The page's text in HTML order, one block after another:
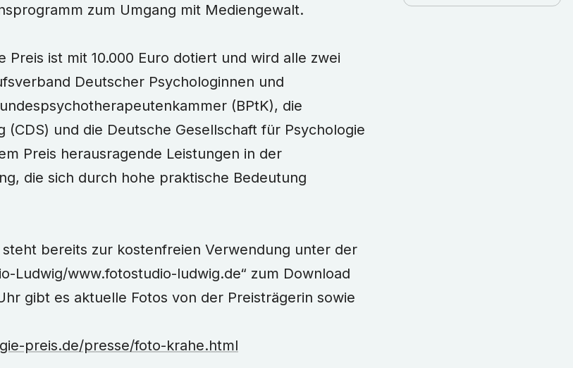
zum Umgang mit Mediengewalt.
Preis ist mit 10.000 Euro dotiert und wird alle zwei
Deutscher Psychologinnen und
(BPtK), die
(CDS) und die Deutsche Gesellschaft für Psychologie
Preis herausragende Leistungen in der
die sich durch hohe praktische Bedeutung
steht bereits zur kostenfreien Verwendung unter der
Ludwig/www.fotostudio-ludwig.de“ zum Download
gibt es aktuelle Fotos von der Preisträgerin sowie
preis.de/presse/foto-krahe.html